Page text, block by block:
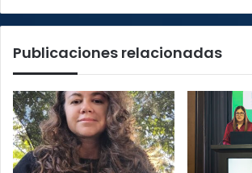
Publicaciones relacionadas